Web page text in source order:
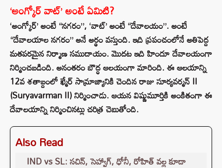
‘అంగ్కోర్ వాట్’ అంటే ఏమిటి?
‘అంగ్కోర్’ అంటే “నగరం”, ‘వాట్’ అంటే “దేవాలయం”. అంటే
“దేవాలయాల నగరం” అనే అర్థం వస్తుంది. ఇది ప్రపంచంలోనే అతిపెద్ద
మతపరమైన నిర్మాణ సముదాయం. మొదట ఇది హిందూ దేవాలయంగా
నిర్మించబడింది. అనంతరం బౌద్ధ ఆలయంగా మారింది. ఈ ఆలయాన్ని
12వ శతాబ్దంలో ఖ్మేర్ సామ్రాజ్యానికి చెందిన రాజు సూర్యవర్మన్ II
(Suryavarman II) నిర్మించాడు. ఆయన విష్ణుమూర్తికి అంకితంగా ఈ
దేవాలయాన్ని నిర్మించినట్లు చరిత్ర చెబుతోంది.
Also Read
IND vs SL: సచిన్, సెహ్వాగ్, ధోనీ, రోహిత్‌ వల్ల కూడా